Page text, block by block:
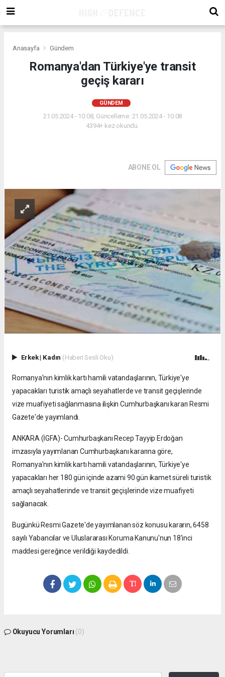
Anasayfa Gündem
Romanya'dan Türkiye'ye transit
geçiş kararı
GÜNDEM
21.05.2024 - 10:08, Güncelleme: 21.05.2024 - 10:08
4394+ kez okundu.
ABONE OL
Erkek| Kadın (Haberi Sesli Oku)
Romanya'nın kimlik kartı hamili vatandaşlarının, Türkiye'ye
yapacakları turistik amaçlı seyahatlerde ve transit geçişlerinde
vize muafiyeti sağlanmasına ilişkin Cumhurbaşkanı kararı Resmi
Gazete'de yayımlandı.
ANKARA (İGFA)- Cumhurbaşkanı Recep Tayyip Erdoğan
imzasıyla yayımlanan Cumhurbaşkanı kararına göre,
Romanya'nın kimlik kartı hamili vatandaşlarının, Türkiye'ye
yapacakları her 180 gün içinde azami 90 gün ikamet süreli turistik
amaçlı seyahatlerinde ve transit geçişlerinde vize muafiyeti
sağlanacak.
Bugünkü Resmi Gazete'de yayımlanan söz konusu kararın, 6458
sayılı Yabancılar ve Uluslararası Koruma Kanunu'nun 18'inci
maddesi gereğince verildiği kaydedildi.
Okuyucu Yorumları (0)